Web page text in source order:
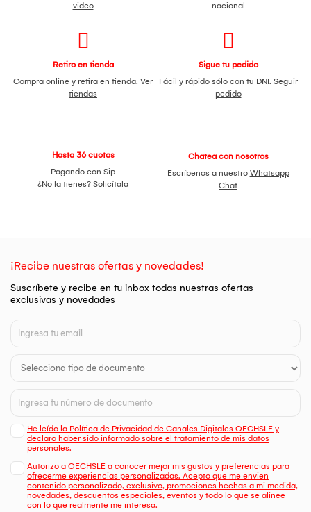
video
nacional
Retiro en tienda
Compra online y retira en tienda. Ver
tiendas
Sigue tu pedido
Fácil y rápido sólo con tu DNI. Seguir
pedido
Hasta 36 cuotas
Pagando con Sip
¿No la tienes? Solicítala
Chatea con nosotros
Escríbenos a nuestro Whatsapp
Chat
¡Recibe nuestras ofertas y novedades!
Suscríbete y recibe en tu inbox todas nuestras ofertas
exclusivas y novedades
He leído la Política de Privacidad de Canales Digitales OECHSLE y
declaro haber sido informado sobre el tratamiento de mis datos
personales.
Autorizo a OECHSLE a conocer mejor mis gustos y preferencias para
ofrecerme experiencias personalizadas. Acepto que me envien
contenido personalizado, exclusivo, promociones hechas a mi medida,
novedades, descuentos especiales, eventos y todo lo que se alinee
con lo que realmente me interesa.